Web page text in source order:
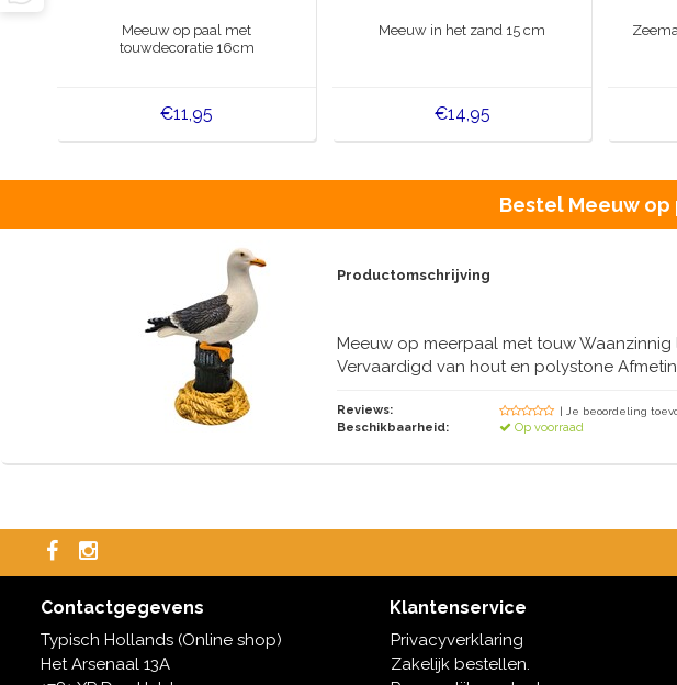
Meeuw op paal met
touwdecoratie 16cm
€11,95
Meeuw in het zand 15 cm
€14,95
Bestel Meeuw
Productomschrijving
Meeuw op meerpaal met touw
Vervaardigd van hout en polystone
Reviews: | Je beoordeling
Beschikbaarheid: Op voorraad
Contactgegevens
Typisch Hollands (Online shop)
Het Arsenaal 13A
Klantenservice
Privacyverklaring
Zakelijk bestellen.